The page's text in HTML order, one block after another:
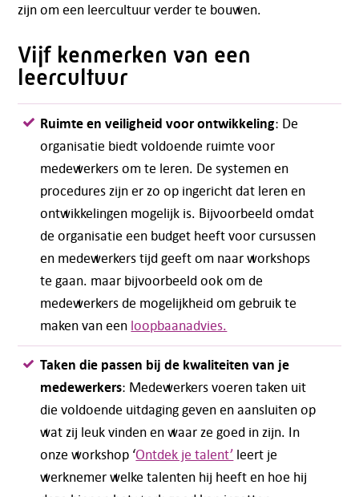
zijn om een leercultuur verder te bouwen.
Vijf kenmerken van een
leercultuur
Ruimte en veiligheid voor ontwikkeling: De
organisatie biedt voldoende ruimte voor
medewerkers om te leren. De systemen en
procedures zijn er zo op ingericht dat leren en
ontwikkelingen mogelijk is. Bijvoorbeeld omdat
de organisatie een budget heeft voor cursussen
en medewerkers tijd geeft om naar workshops
te gaan. maar bijvoorbeeld ook om de
medewerkers de mogelijkheid om gebruik te
maken van een loopbaanadvies.
Taken die passen bij de kwaliteiten van je
medewerkers: Medewerkers voeren taken uit
die voldoende uitdaging geven en aansluiten op
wat zij leuk vinden en waar ze goed in zijn. In
onze workshop ‘Ontdek je talent’ leert je
werknemer welke talenten hij heeft en hoe hij